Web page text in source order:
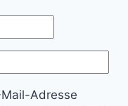
Adresse